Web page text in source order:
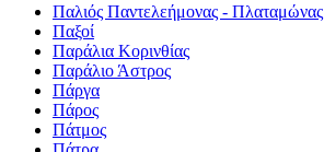
Παλιός Παντελεήμονας - Πλαταμώνας
Παξοί
Παράλια Κορινθίας
Παράλιο Άστρος
Πάργα
Πάρος
Πάτμος